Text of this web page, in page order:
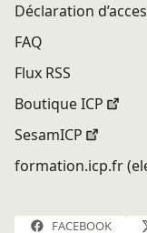
Déclaration
FAQ
Flux RSS
Boutique ICP
SesamICP
formation.icp.fr
FACEBOOK